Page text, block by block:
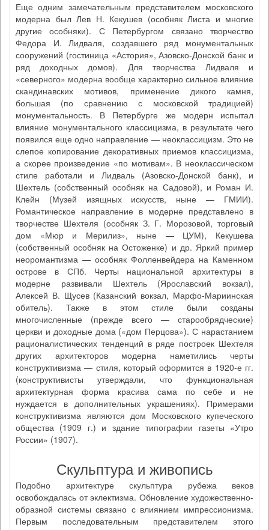
Еще одним замечательным представителем московского
модерна был Лев Н. Кекушев (особняк Листа и многие
другие особняки). С Петербургом связано творчество
Федора И. Лидваля, создавшего ряд монументальных
сооружений (гостиница «Астория», Азовско-Донской банк и
ряд доходных домов). Для творчества Лидваля и
«северного» модерна вообще характерно сильное влияние
скандинавских мотивов, применение дикого камня,
большая (по сравнению с московской традицией)
монументальность. В Петербурге же модерн испытал
влияние монументального классицизма, в результате чего
появился еще одно направление — неоклассицизм. Это не
слепое копирование декоративных приемов классицизма,
а скорее произведение «по мотивам». В неоклассическом
стиле работали и Лидваль (Азовско-Донской банк), и
Шехтель (собственный особняк на Садовой), и Роман И.
Клейн (Музей изящных искусств, ныне — ГМИИ).
Романтическое направление в модерне представлено в
творчестве Шехтеля (особняк З. Г. Морозовой, торговый
дом «Мюр и Мерилиз», ныне — ЦУМ), Кекушева
(собственный особняк на Остоженке) и др. Яркий пример
неоромантизма — особняк Фолленвейдера на Каменном
острове в СПб. Черты национальной архитектуры в
модерне развивали Шехтель (Ярославский вокзал),
Алексей В. Щусев (Казанский вокзал, Марфо-Мариинская
обитель). Также в этом стиле были созданы
многочисленные (прежде всего — старообрядческие)
церкви и доходные дома («дом Перцова»). С нарастанием
рационалистических тенденций в ряде построек Шехтеля
других архитекторов модерна наметились черты
конструктивизма — стиля, который оформится в 1920-е гг.
(конструктивисты утверждали, что функциональная
архитектурная форма красива сама по себе и не
нуждается в дополнительных украшениях). Примерами
конструктивизма являются дом Московского купеческого
общества (1909 г.) и здание типографии газеты «Утро
России» (1907).
Скульптура и живопись
Подобно архитектуре скульптура рубежа веков
освобождалась от эклектизма. Обновление художественно-
образной системы связано с влиянием импрессионизма.
Первым последовательным представителем этого